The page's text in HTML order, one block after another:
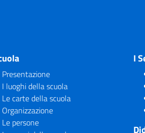
Presentazione
I luoghi della scuola
Le carte della scuola
Organizzazione
Le persone
I